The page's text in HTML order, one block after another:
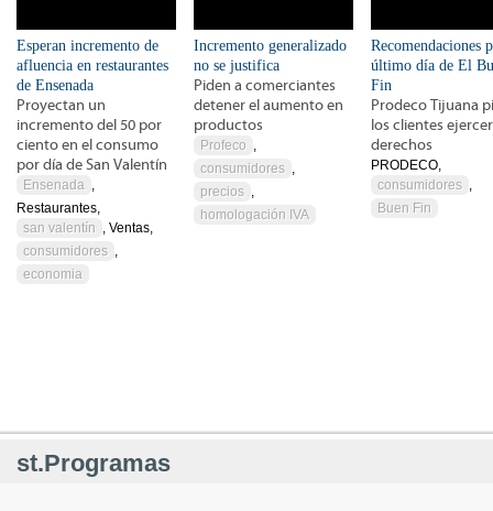
Esperan incremento de
afluencia en restaurantes
de Ensenada
Proyectan un
incremento del 50 por
ciento en el consumo
por día de San Valentín
Ensenada ,
Restaurantes,
san valentín , Ventas,
consumidores ,
economia
Incremento generalizado
no se justifica
Piden a comerciantes
detener el aumento en
productos
Profeco ,
consumidores ,
precios ,
homologación IVA
Recomendaciones
último día de El
Fin
Prodeco Tijuana
los clientes
derechos
PRODECO,
consumidores ,
Buen Fin
st.Programas